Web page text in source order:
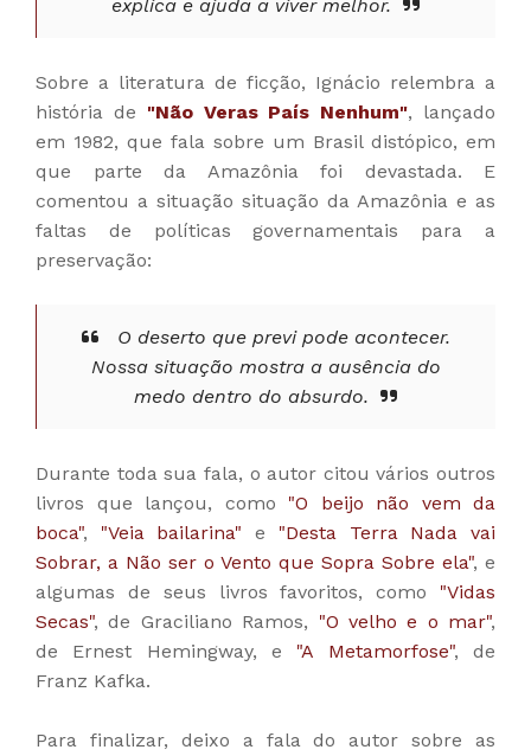
explica e ajuda a viver melhor.
Sobre a literatura de ficção, Ignácio relembra a
história de "Não Veras País Nenhum", lançado
em 1982, que fala sobre um Brasil distópico, em
que parte da Amazônia foi devastada. E
comentou a situação situação da Amazônia e as
faltas de políticas governamentais para a
preservação:
O deserto que previ pode acontecer.
Nossa situação mostra a ausência do
medo dentro do absurdo.
Durante toda sua fala, o autor citou vários outros
livros que lançou, como "O beijo não vem da
boca", "Veia bailarina" e "Desta Terra Nada vai
Sobrar, a Não ser o Vento que Sopra Sobre ela", e
algumas de seus livros favoritos, como "Vidas
Secas", de Graciliano Ramos, "O velho e o mar",
de Ernest Hemingway, e "A Metamorfose", de
Franz Kafka.
Para finalizar, deixo a fala do autor sobre as